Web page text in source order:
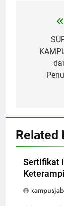
Related
Sertifikat